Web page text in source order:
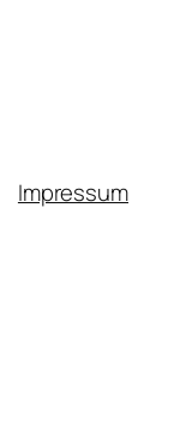
Impressum